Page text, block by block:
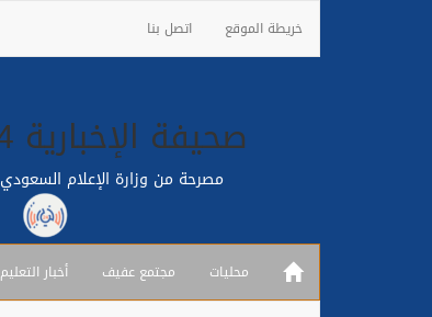
خريطة الموقع اتصل بنا
صحيفة الإخبارية 24
مصرحة من وزارة الإعلام السعودي
محليات مجتمع عفيف أخبار التعليم